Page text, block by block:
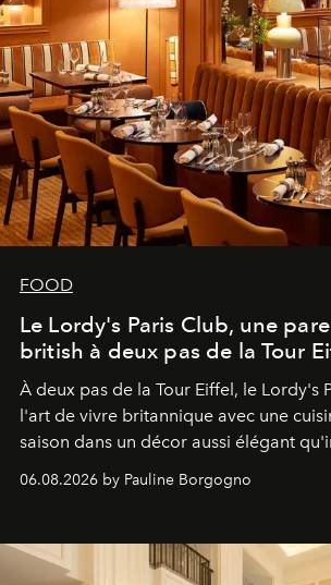
FOOD
Le Lordy's Paris Club, une
british à deux pas de la Tour
À deux pas de la Tour Eiffel, le Lordy's
l'art de vivre britannique avec une
saison dans un décor aussi élégant
06.08.2026 by Pauline Borgogno